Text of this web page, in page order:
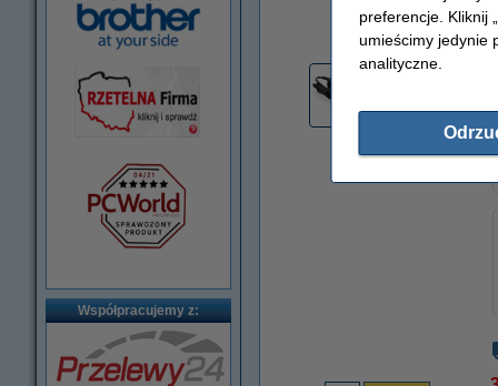
Współpracujemy z:
powiększ
preferencje. Kliknij
umieścimy jedynie
analityczne.